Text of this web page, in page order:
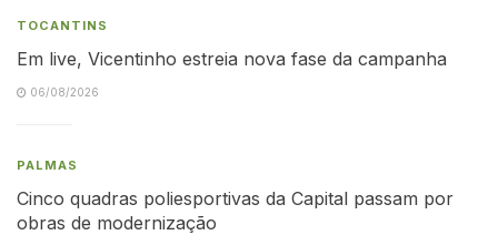
TOCANTINS
Em live, Vicentinho estreia nova fase da campanha
06/08/2026
PALMAS
Cinco quadras poliesportivas da Capital passam por
obras de modernização